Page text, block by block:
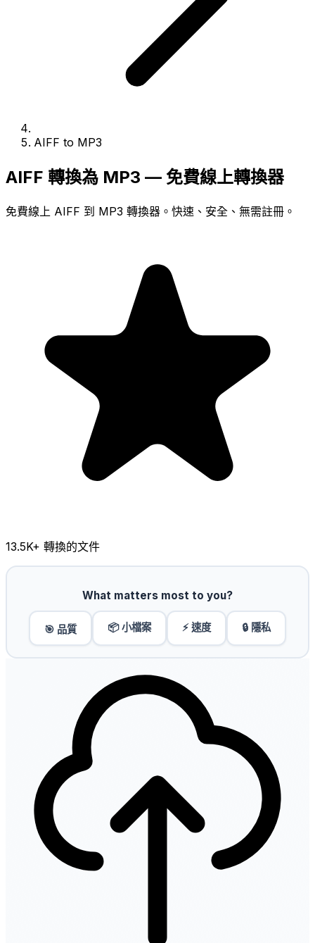
AIFF to MP3
AIFF 轉換為 MP3 — 免費線上轉換器
免費線上 AIFF 到 MP3 轉換器。快速、安全、無需註冊。
13.5K+ 轉換的文件
What matters most to you?
🎯 品質 📦 小檔案 ⚡ 速度 🔒 隱私